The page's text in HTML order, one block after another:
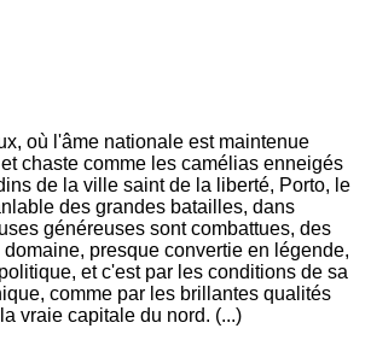
où l'âme nationale est maintenue
chaste comme les camélias enneigés
de la ville saint de la liberté, Porto, le
des grandes batailles, dans
généreuses sont combattues, des
presque convertie en légende,
et c'est par les conditions de sa
comme par les brillantes qualités
vraie capitale du nord. (...)